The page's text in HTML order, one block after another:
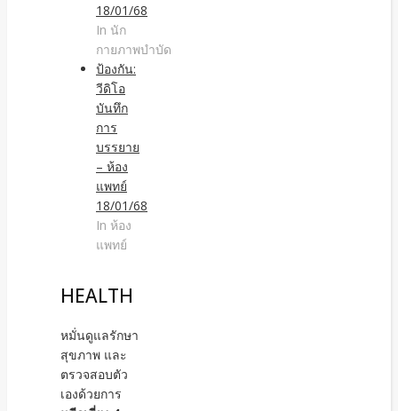
18/01/68
In นัก
กายภาพบำบัด
ป้องกัน:
วีดิโอ
บันทึก
การ
บรรยาย
– ห้อง
แพทย์
18/01/68
In ห้อง
แพทย์
HEALTH
หมั่นดูแลรักษา
สุขภาพ และ
ตรวจสอบตัว
เองด้วยการ